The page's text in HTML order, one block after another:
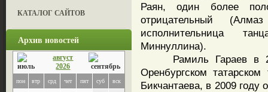
КАТАЛОГ САЙТОВ
Архив новостей
август
2026
пон втр срд чет пят суб вск
Раян, один более
отрицательный
исполнительница
Миннуллина).
Рамиль Гараев в
Оренбургском
Бикчантаева, в 2009 году